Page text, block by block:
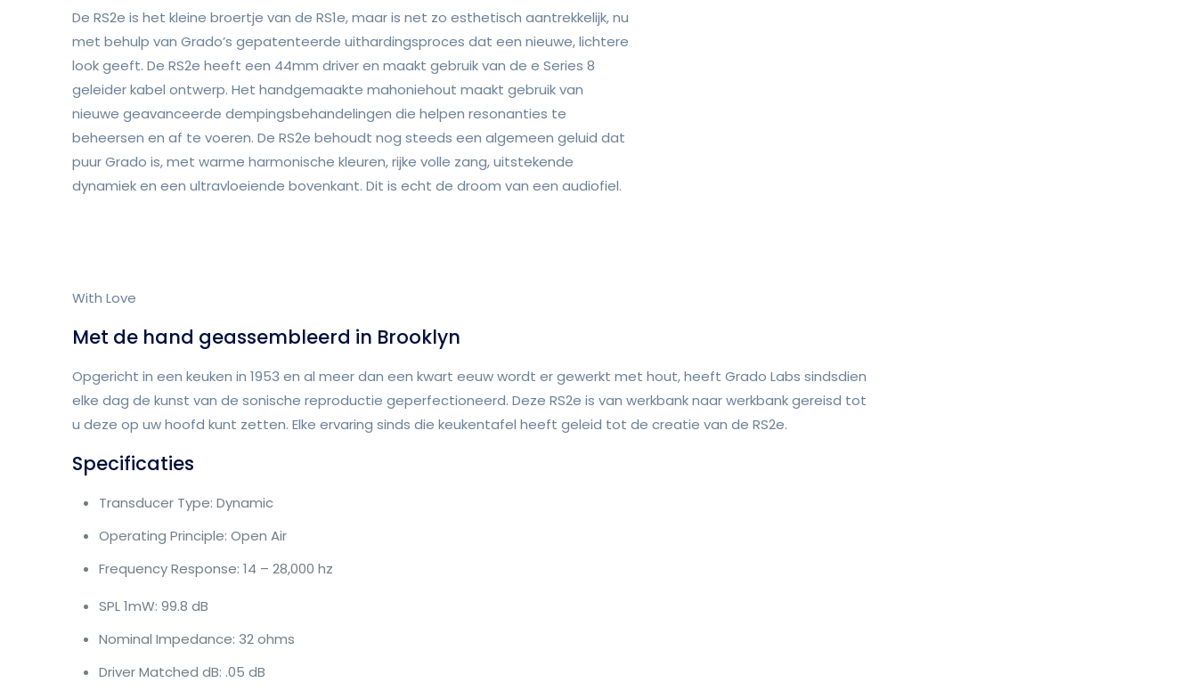
De RS2e is het kleine broertje van de RS1e, maar is net zo esthetisch aantrekkelijk, nu
met behulp van Grado’s gepatenteerde uithardingsproces dat een nieuwe, lichtere
look geeft. De RS2e heeft een 44mm driver en maakt gebruik van de e Series 8
geleider kabel ontwerp. Het handgemaakte mahoniehout maakt gebruik van
nieuwe geavanceerde dempingsbehandelingen die helpen resonanties te
beheersen en af te voeren. De RS2e behoudt nog steeds een algemeen geluid dat
puur Grado is, met warme harmonische kleuren, rijke volle zang, uitstekende
dynamiek en een ultravloeiende bovenkant. Dit is echt de droom van een audiofiel.
With Love
Met de hand geassembleerd in Brooklyn
Opgericht in een keuken in 1953 en al meer dan een kwart eeuw wordt er gewerkt met hout, heeft Grado Labs sindsdien
elke dag de kunst van de sonische reproductie geperfectioneerd. Deze RS2e is van werkbank naar werkbank gereisd tot
u deze op uw hoofd kunt zetten. Elke ervaring sinds die keukentafel heeft geleid tot de creatie van de RS2e.
Specificaties
Transducer Type: Dynamic
Operating Principle: Open Air
Frequency Response: 14 – 28,000 hz
SPL 1mW: 99.8 dB
Nominal Impedance: 32 ohms
Driver Matched dB: .05 dB